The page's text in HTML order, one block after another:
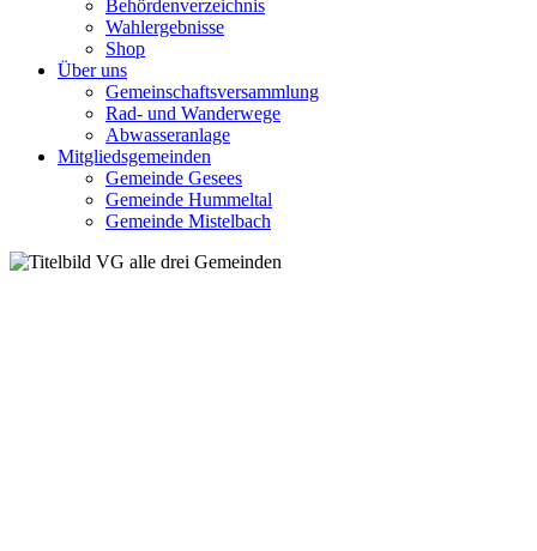
Behördenverzeichnis
Wahlergebnisse
Shop
Über uns
Gemeinschaftsversammlung
Rad- und Wanderwege
Abwasseranlage
Mitgliedsgemeinden
Gemeinde Gesees
Gemeinde Hummeltal
Gemeinde Mistelbach